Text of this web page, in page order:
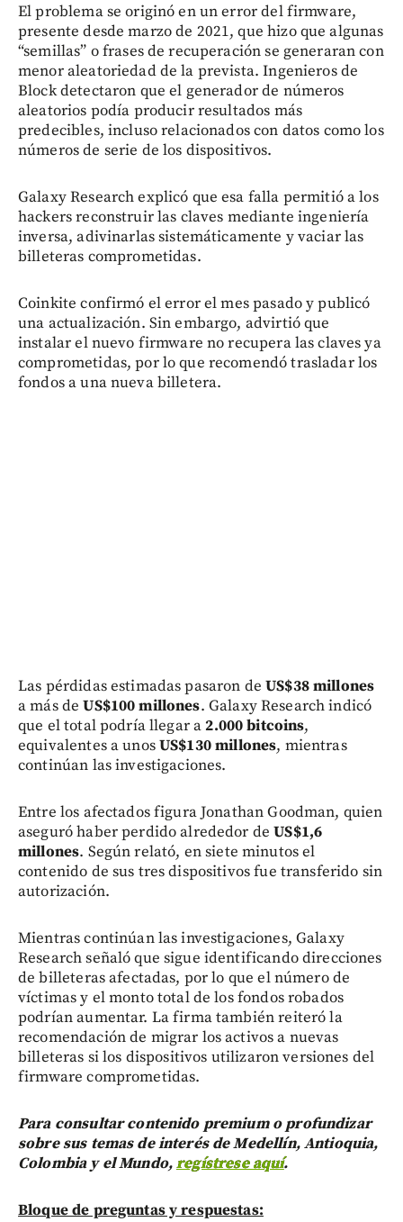
El problema se originó en un error del firmware,
presente desde marzo de 2021, que hizo que algunas
“semillas” o frases de recuperación se generaran con
menor aleatoriedad de la prevista. Ingenieros de
Block detectaron que el generador de números
aleatorios podía producir resultados más
predecibles, incluso relacionados con datos como los
números de serie de los dispositivos.
Galaxy Research explicó que esa falla permitió a los
hackers reconstruir las claves mediante ingeniería
inversa, adivinarlas sistemáticamente y vaciar las
billeteras comprometidas.
Coinkite confirmó el error el mes pasado y publicó
una actualización. Sin embargo, advirtió que
instalar el nuevo firmware no recupera las claves ya
comprometidas, por lo que recomendó trasladar los
fondos a una nueva billetera.
Las pérdidas estimadas pasaron deUS$38 millones
a más deUS$100 millones. Galaxy Research indicó
que el total podría llegar a2.000 bitcoins,
equivalentes a unosUS$130 millones, mientras
continúan las investigaciones.
Entre los afectados figura Jonathan Goodman, quien
aseguró haber perdido alrededor deUS$1,6
millones. Según relató, en siete minutos el
contenido de sus tres dispositivos fue transferido sin
autorización.
Mientras continúan las investigaciones, Galaxy
Research señaló que sigue identificando direcciones
de billeteras afectadas, por lo que el número de
víctimas y el monto total de los fondos robados
podrían aumentar. La firma también reiteró la
recomendación de migrar los activos a nuevas
billeteras si los dispositivos utilizaron versiones del
firmware comprometidas.
Para consultar contenido premium o profundizar
sobre sus temas de interés de Medellín, Antioquia,
Colombia y el Mundo,regístrese aquí.
Bloque de preguntas y respuestas: